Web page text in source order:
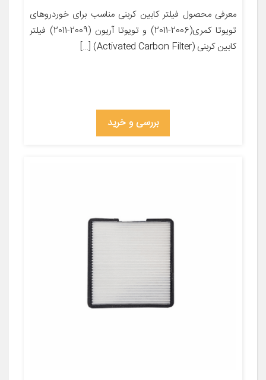
معرفی محصول فیلتر کابین کربنی مناسب برای خوردروهای
تویوتا کمری(2006-2011) و تویوتا آریون (2009-2011) فیلتر
کابین کربنی (Activated Carbon Filter) […]
بررسی و خرید